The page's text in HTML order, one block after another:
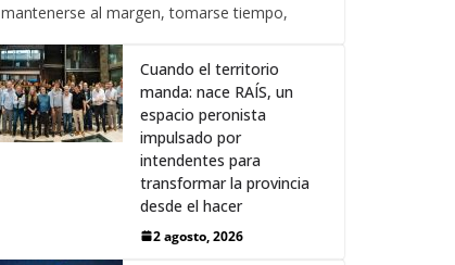
mantenerse al margen, tomarse tiempo,
Cuando el territorio
manda: nace RAÍS, un
espacio peronista
impulsado por
intendentes para
transformar la provincia
desde el hacer
2 agosto, 2026